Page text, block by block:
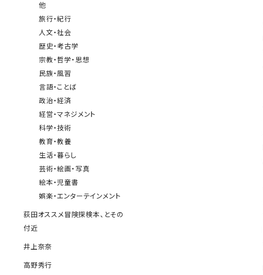
他
旅行・紀行
人文・社会
歴史・考古学
宗教・哲学・思想
民族・風習
言語・ことば
政治・経済
経営・マネジメント
科学・技術
教育・教養
生活・暮らし
芸術・絵画・写真
絵本・児童書
娯楽・エンターテインメント
荻田オススメ冒険探検本、とその
付近
井上奈奈
高野秀行